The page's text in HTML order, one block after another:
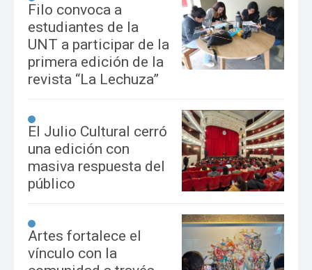
Filo convoca a
estudiantes de la
UNT a participar de la
primera edición de la
revista “La Lechuza”
El Julio Cultural cerró
una edición con
masiva respuesta del
público
Artes fortalece el
vínculo con la